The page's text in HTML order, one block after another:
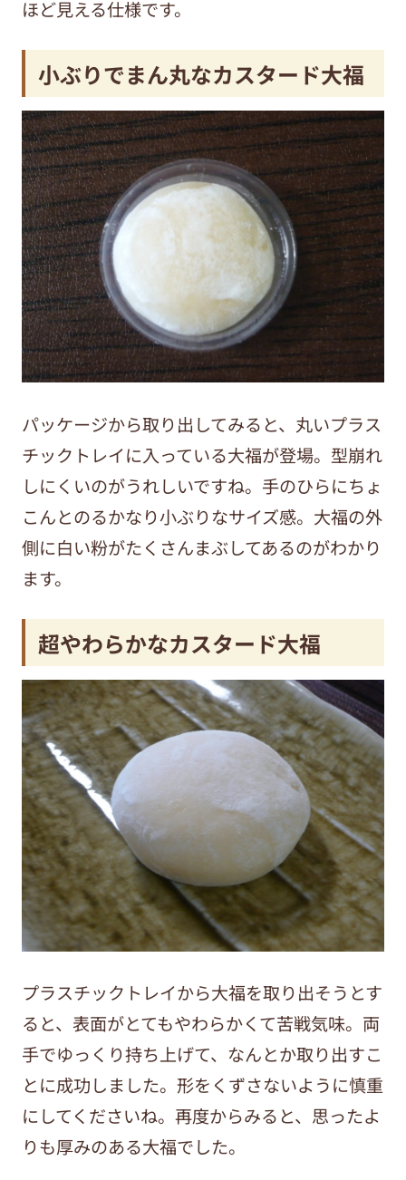
ほど見える仕様です。
小ぶりでまん丸なカスタード大福
パッケージから取り出してみると、丸いプラス
チックトレイに入っている大福が登場。型崩れ
しにくいのがうれしいですね。手のひらにちょ
こんとのるかなり小ぶりなサイズ感。大福の外
側に白い粉がたくさんまぶしてあるのがわかり
ます。
超やわらかなカスタード大福
プラスチックトレイから大福を取り出そうとす
ると、表面がとてもやわらかくて苦戦気味。両
手でゆっくり持ち上げて、なんとか取り出すこ
とに成功しました。形をくずさないように慎重
にしてくださいね。再度からみると、思ったよ
りも厚みのある大福でした。